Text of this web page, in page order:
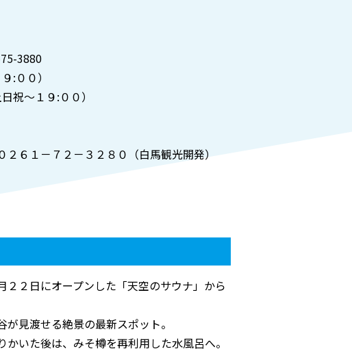
3880
:００）
祝～１９:００）
６１－７２－３２８０（白馬観光開発）
２日にオープンした「天空のサウナ」から
見渡せる絶景の最新スポット。
いた後は、みそ樽を再利用した水風呂へ。